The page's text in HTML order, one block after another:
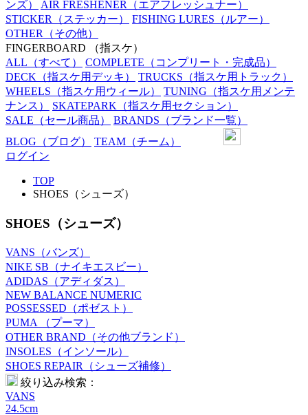
ンズ）
AIR FRESHENER （エアフレッシュナー）
STICKER （ステッカー） FISHING LURES （ルアー）
OTHER （その他）
FINGERBOARD
（指スケ）
ALL （すべて） COMPLETE （コンプリート・完成品）
DECK （指スケ用デッキ） TRUCKS （指スケ用トラック）
WHEELS （指スケ用ウィール） TUNING （指スケ用メンテ
ナンス）
SKATEPARK （指スケ用セクション）
SALE （セール商品） BRANDS （ブランド一覧）
BLOG （ブログ） TEAM （チーム）
ログイン
TOP
SHOES（シューズ）
SHOES（シューズ）
VANS（バンズ）
NIKE SB（ナイキエスビー）
ADIDAS（アディダス）
NEW BALANCE NUMERIC
POSSESSED（ポゼスト）
PUMA （プーマ）
OTHER BRAND（その他ブランド）
INSOLES（インソール）
SHOES REPAIR（シューズ補修）
絞り込み検索：
VANS
24.5cm